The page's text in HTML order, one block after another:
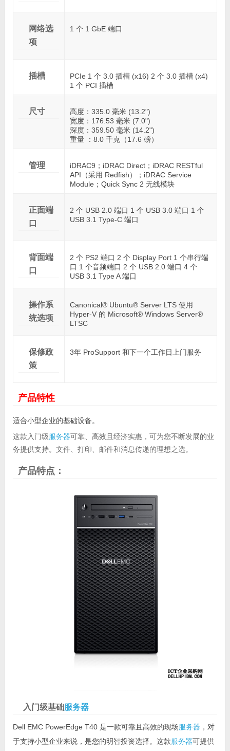
网络选
项
1 个 1 GbE 端口
插槽
PCIe 1 个 3.0 插槽 (x16) 2 个 3.0 插槽 (x4)
1 个 PCI 插槽
尺寸
高度：335.0 毫米 (13.2")
宽度：176.53 毫米 (7.0")
深度：359.50 毫米 (14.2")
重量 ：8.0 千克（17.6 磅）
管理
iDRAC9；iDRAC Direct；iDRAC RESTful
API（采用 Redfish）；iDRAC Service
Module；Quick Sync 2 无线模块
正面端
口
2 个 USB 2.0 端口 1 个 USB 3.0 端口 1 个
USB 3.1 Type-C 端口
背面端
口
2 个 PS2 端口 2 个 Display Port 1 个串行端
口 1 个音频端口 2 个 USB 2.0 端口 4 个
USB 3.1 Type A 端口
操作系
统选项
Canonical® Ubuntu® Server LTS 使用
Hyper-V 的 Microsoft® Windows Server®
LTSC
保修政
策
3年 ProSupport 和下一个工作日上门服务
产品特性
适合小型企业的基础设备。
这款入门级服务器可靠、高效且经济实惠，可为您不断发展的业
务提供支持。文件、打印、邮件和消息传递的理想之选。
产品特点：
入门级基础服务器
Dell EMC PowerEdge T40 是一款可靠且高效的现场服务器 ，对
于支持小型企业来说，是您的明智投资选择。这款服务器可提供